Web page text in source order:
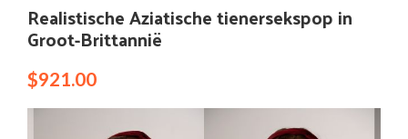
Realistische Aziatische tienersekspop in
Groot-Brittannië
$921.00